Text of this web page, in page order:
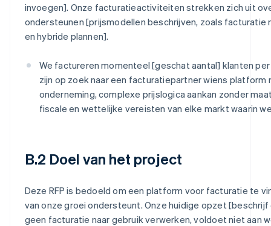
invoegen]. Onze facturatieactiviteiten strekken zich uit
ondersteunen [prijsmodellen beschrijven, zoals facturatie
en hybride plannen].
We factureren momenteel [geschat aantal] klanten per
zijn op zoek naar een facturatiepartner wiens
onderneming, complexe prijslogica aankan zonder
fiscale en wettelijke vereisten van elke markt waarin
B.2 Doel van het project
Deze RFP is bedoeld om een platform voor facturatie te
van onze groei ondersteunt. Onze huidige opzet
geen facturatie naar gebruik verwerken, voldoet niet aan